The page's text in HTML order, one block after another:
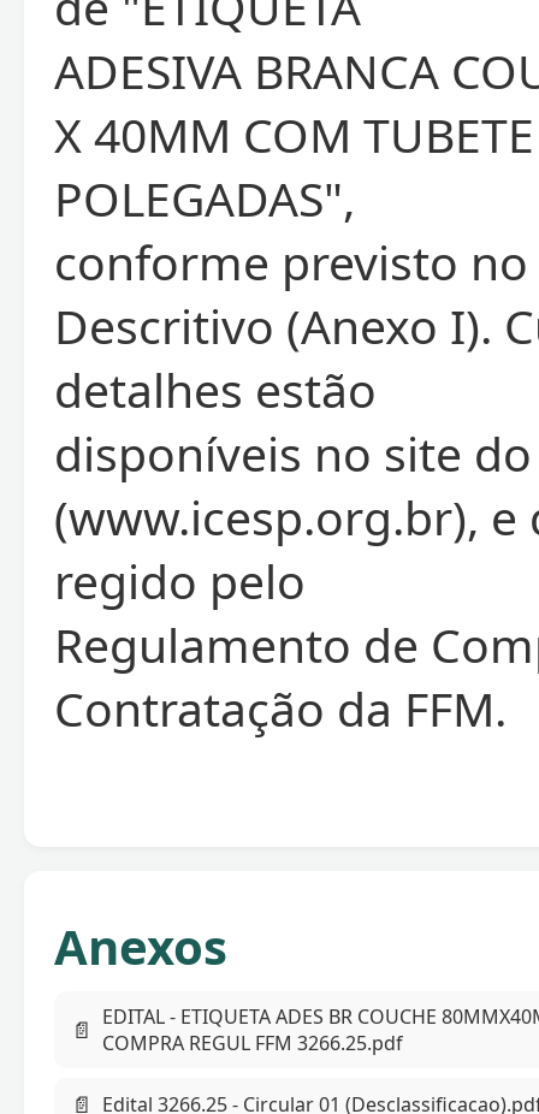
ADESIVA BRANCA
X 40MM COM
POLEGADAS",
conforme previsto
Descritivo (Anexo I).
detalhes estão
disponíveis no site do
(www.icesp.org.br), e
regido pelo
Regulamento de
Contratação da FFM.
Anexos
📄 EDITAL - ETIQUETA ADES BR COUCHE
COMPRA REGUL FFM 3266.25.pdf
📄 Edital 3266.25 - Circular 01